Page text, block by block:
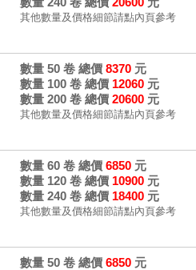
其他數量及價格細節請點內頁參考
數量 50 卷 總價 8370元
數量 100 卷 總價 12060元
數量 200 卷 總價 20600元
其他數量及價格細節請點內頁參考
數量 60 卷 總價 6850元
數量 120 卷 總價 10900元
數量 240 卷 總價 18400元
其他數量及價格細節請點內頁參考
數量 50 卷 總價 6850元